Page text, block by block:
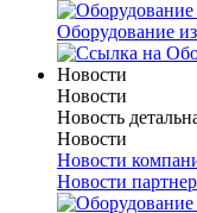
Оборудование
Новости
Новости
Новость
Новости
Новости
Новости